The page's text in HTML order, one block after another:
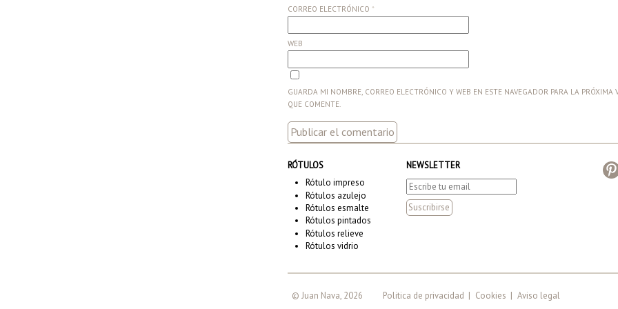
CORREO ELECTRÓNICO *
WEB
GUARDA MI NOMBRE, CORREO ELECTRÓNICO Y WEB EN ESTE NAVEGADOR PARA LA PRÓXIMA
QUE COMENTE.
RÓTULOS
Rótulo impreso
Rótulos azulejo
Rótulos esmalte
Rótulos pintados
Rótulos relieve
Rótulos vidrio
NEWSLETTER
© Juan Nava, 2026 Politica de privacidad | Cookies | Aviso legal